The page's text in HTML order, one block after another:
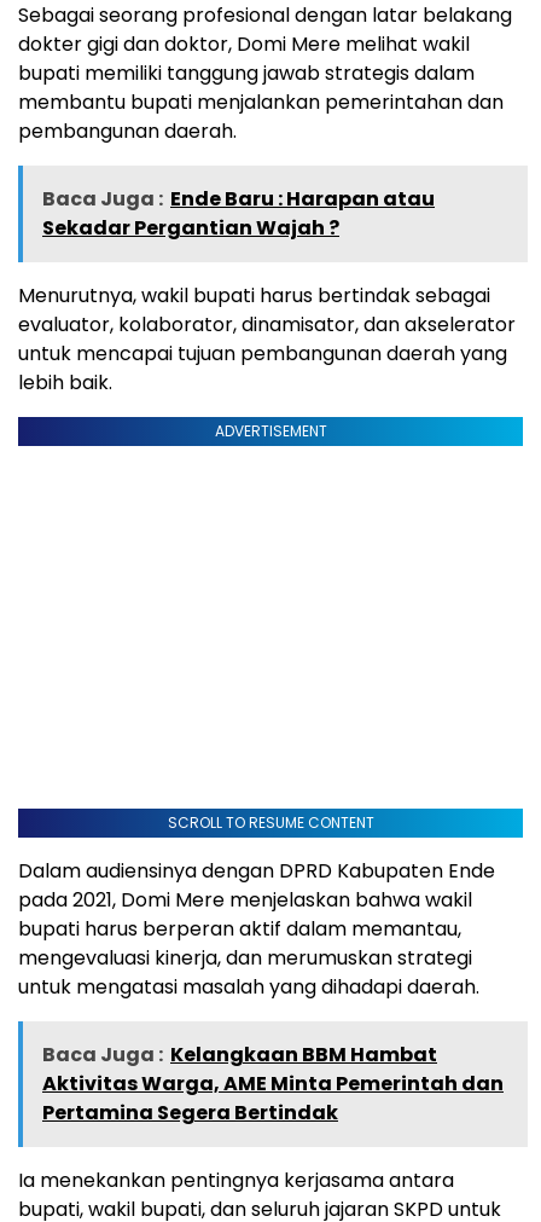
Sebagai seorang profesional dengan latar belakang
dokter gigi dan doktor, Domi Mere melihat wakil
bupati memiliki tanggung jawab strategis dalam
membantu bupati menjalankan pemerintahan dan
pembangunan daerah.
Baca Juga : Ende Baru : Harapan atau
Sekadar Pergantian Wajah ?
Menurutnya, wakil bupati harus bertindak sebagai
evaluator, kolaborator, dinamisator, dan akselerator
untuk mencapai tujuan pembangunan daerah yang
lebih baik.
ADVERTISEMENT
SCROLL TO RESUME CONTENT
Dalam audiensinya dengan DPRD Kabupaten Ende
pada 2021, Domi Mere menjelaskan bahwa wakil
bupati harus berperan aktif dalam memantau,
mengevaluasi kinerja, dan merumuskan strategi
untuk mengatasi masalah yang dihadapi daerah.
Baca Juga : Kelangkaan BBM Hambat
Aktivitas Warga, AME Minta Pemerintah dan
Pertamina Segera Bertindak
Ia menekankan pentingnya kerjasama antara
bupati, wakil bupati, dan seluruh jajaran SKPD untuk